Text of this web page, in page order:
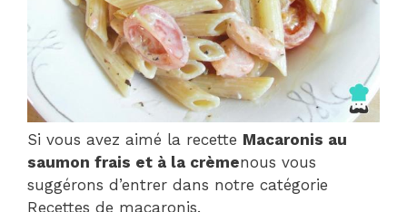
Si vous avez aimé la recette Macaronis au
saumon frais et à la crèmenous vous
suggérons d’entrer dans notre catégorie
Recettes de macaronis.